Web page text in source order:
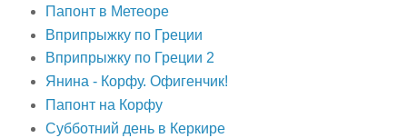
Папонт в Метеоре
Вприпрыжку по Греции
Вприпрыжку по Греции 2
Янина - Корфу. Офигенчик!
Папонт на Корфу
Субботний день в Керкире